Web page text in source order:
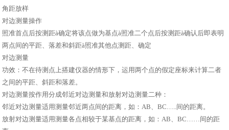
角距放样
对边测量操作
照准首点后按测距à确定将该点做为基点à照准二个点后按测距à确认后即表明
两点间的平距、落差和斜距à照准其他点测距、确定
对边测量
功效：不在待测点上搭建仪器的情形下，运用两个点的假定座标来计算二者
之间的平距、斜距和落差。
对边测量按作用分成邻近对边测量和放射对边测量二种：
邻近对边测量适用测量邻近两点间的距离，如：AB、BC…..间的距离。
放射对边测量适用测量各点相较于某基点的距离，如：AB、BC……间的距